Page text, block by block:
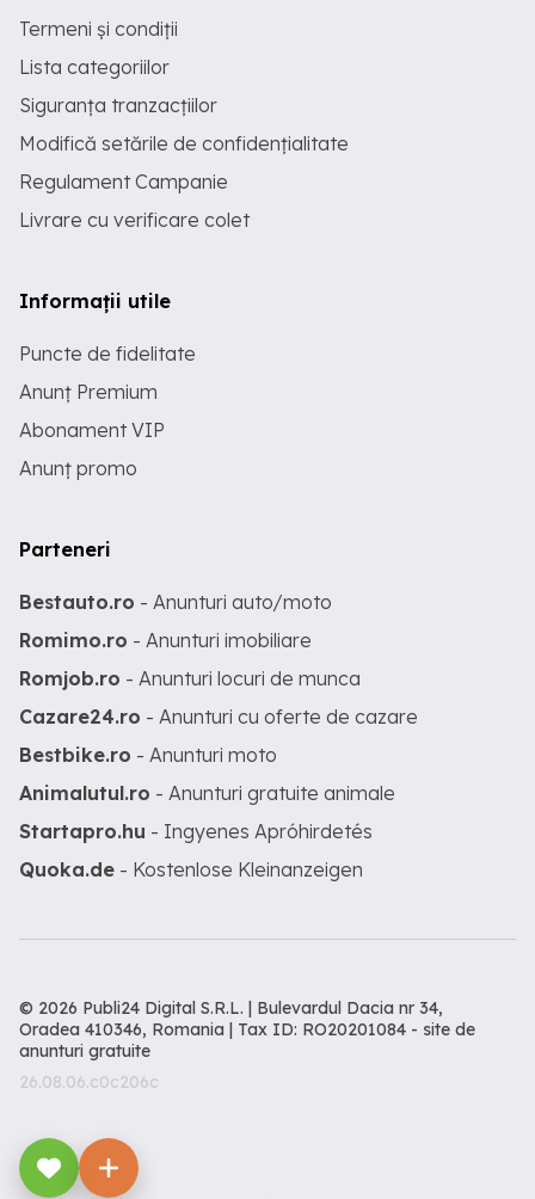
Termeni și condiții
Lista categoriilor
Siguranța tranzacțiilor
Modifică setările de confidențialitate
Regulament Campanie
Livrare cu verificare colet
Informații utile
Puncte de fidelitate
Anunț Premium
Abonament VIP
Anunț promo
Parteneri
Bestauto.ro - Anunturi auto/moto
Romimo.ro - Anunturi imobiliare
Romjob.ro - Anunturi locuri de munca
Cazare24.ro - Anunturi cu oferte de cazare
Bestbike.ro - Anunturi moto
Animalutul.ro - Anunturi gratuite animale
Startapro.hu - Ingyenes Apróhirdetés
Quoka.de - Kostenlose Kleinanzeigen
© 2026 Publi24 Digital S.R.L. | Bulevardul Dacia nr 34,
Oradea 410346, Romania | Tax ID: RO20201084 - site de
anunturi gratuite
26.08.06.c0c206c